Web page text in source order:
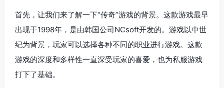
首先，让我们来了解一下“传奇”游戏的背景。这款游戏最早
出现于1998年，是由韩国公司NCsoft开发的。游戏以中世
纪为背景，玩家可以选择各种不同的职业进行游戏。这款
游戏的深度和多样性一直深受玩家的喜爱，也为私服游戏
打下了基础。